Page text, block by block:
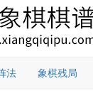
法 象棋残局